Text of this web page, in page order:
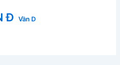
Đ Vần D